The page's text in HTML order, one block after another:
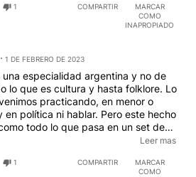
1 COMPARTIR
MARCAR
COMO
INAPROPIADO
1 DE FEBRERO DE 2023
una especialidad argentina y no de
lo que es cultura y hasta folklore. Lo
practicando, en menor o
en política ni hablar. Pero este hecho
todo lo que pasa en un set de
(no Ministra) de la Mujer
de ocultar la menstruación. No
Leer mas
1 COMPARTIR
MARCAR
COMO